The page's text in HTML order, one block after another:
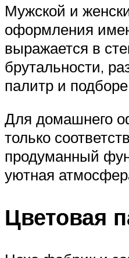
Мужской и
оформления
выражается в
брутальности,
палитр и
Для домашнего
только
продуманный
уютная
Цветовая